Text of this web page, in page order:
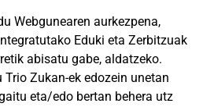
Webgunearen aurkezpena,
Eduki eta Zerbitzuak
abisatu gabe, aldatzeko.
Zukan-ek edozein unetan
eta/edo bertan behera utz